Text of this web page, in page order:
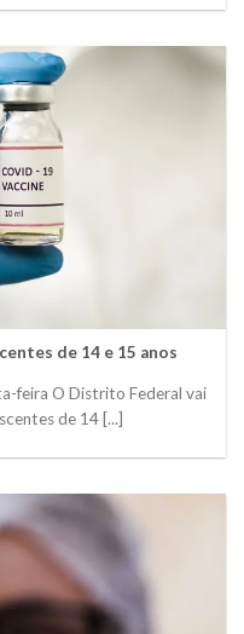
de 14 e 15 anos
feira O Distrito Federal vai
de 14 [...]